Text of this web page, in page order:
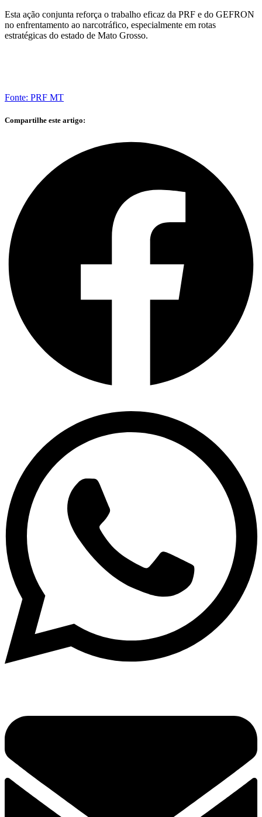
Esta ação conjunta reforça o trabalho eficaz da PRF e do GEFRON
no enfrentamento ao narcotráfico, especialmente em rotas
estratégicas do estado de Mato Grosso.
Fonte: PRF MT
Compartilhe este artigo: